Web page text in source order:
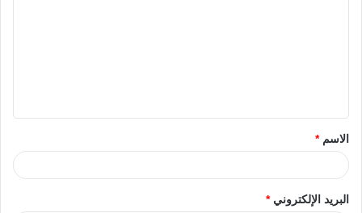
الاسم*
البريد الإلكتروني*